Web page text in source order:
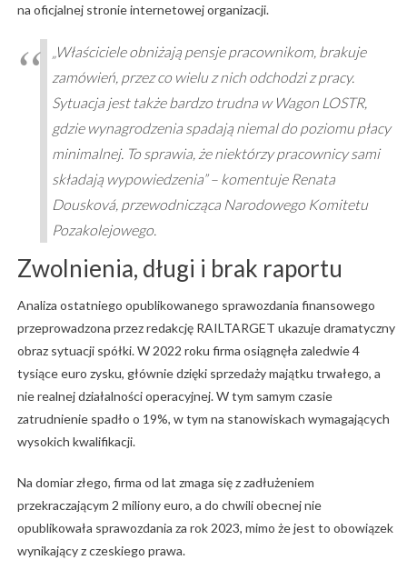
na oficjalnej stronie internetowej organizacji.
„Właściciele obniżają pensje pracownikom, brakuje
zamówień, przez co wielu z nich odchodzi z pracy.
Sytuacja jest także bardzo trudna w Wagon LOSTR,
gdzie wynagrodzenia spadają niemal do poziomu płacy
minimalnej. To sprawia, że niektórzy pracownicy sami
składają wypowiedzenia” – komentuje Renata
Dousková, przewodnicząca Narodowego Komitetu
Pozakolejowego.
Zwolnienia, długi i brak raportu
Analiza ostatniego opublikowanego sprawozdania finansowego
przeprowadzona przez redakcję RAILTARGET ukazuje dramatyczny
obraz sytuacji spółki. W 2022 roku firma osiągnęła zaledwie 4
tysiące euro zysku, głównie dzięki sprzedaży majątku trwałego, a
nie realnej działalności operacyjnej. W tym samym czasie
zatrudnienie spadło o 19%, w tym na stanowiskach wymagających
wysokich kwalifikacji.
Na domiar złego, firma od lat zmaga się z zadłużeniem
przekraczającym 2 miliony euro, a do chwili obecnej nie
opublikowała sprawozdania za rok 2023, mimo że jest to obowiązek
wynikający z czeskiego prawa.